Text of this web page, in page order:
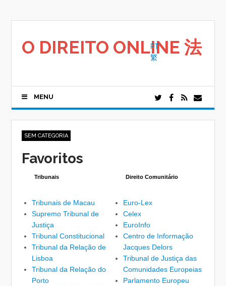
O DIREITO ONLINE 法
PT
繁
MENU
SEM CATEGORIA
Favoritos
Tribunais
Tribunais de Macau
Supremo Tribunal de
Justiça
Tribunal Constitucional
Tribunal da Relação de
Lisboa
Tribunal da Relação do
Porto
Direito Comunitário
Euro-Lex
Celex
EuroInfo
Centro de Informação
Jacques Delors
Tribunal de Justiça das
Comunidades Europeias
Parlamento Europeu